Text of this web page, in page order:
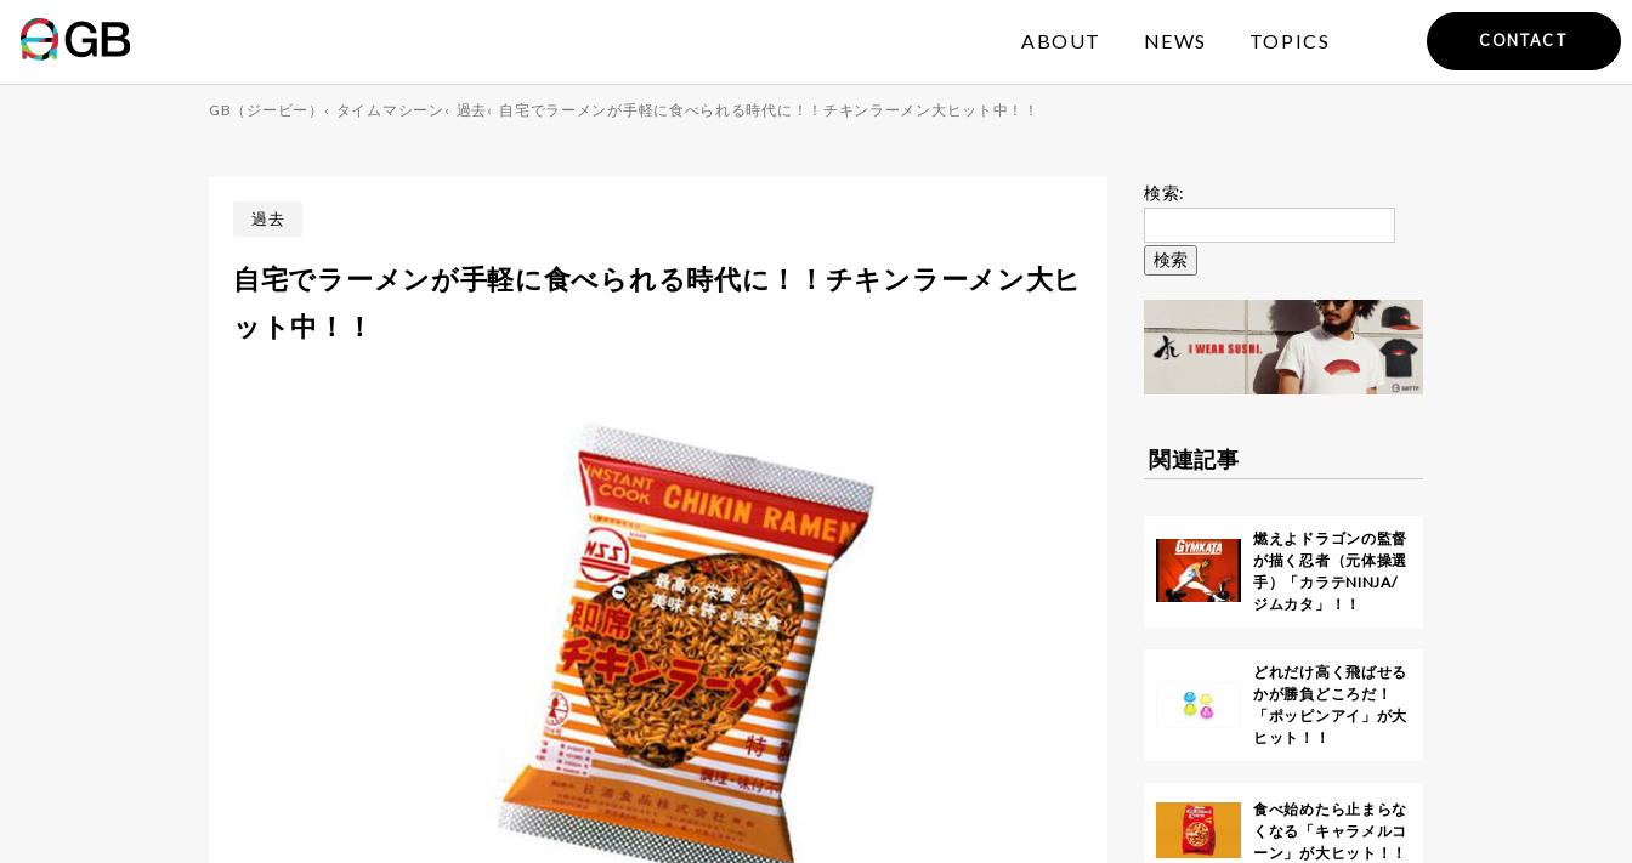
ABOUT NEWS TOPICS CONTACT
GB（ジービー） ‹ タイムマシーン ‹ 過去‹ 自宅でラーメンが手軽に食べられる時代に！！チキンラーメン大ヒット中！！
過去
自宅でラーメンが手軽に食べられる時代に！！チキンラーメン大ヒ
ット中！！
検索:
関連記事
燃えよドラゴンの監督
が描く忍者（元体操選
手）「カラテNINJA/
ジムカタ」！！
どれだけ高く飛ばせる
かが勝負どころだ！
「ポッピンアイ」が大
ヒット！！
食べ始めたら止まらな
くなる「キャラメルコ
ーン」が大ヒット！！